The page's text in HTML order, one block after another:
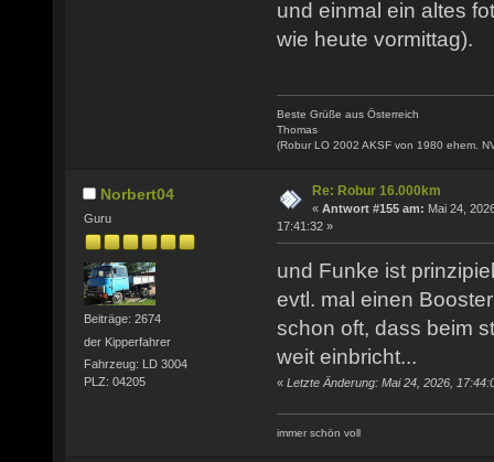
und einmal ein altes
wie heute vormittag).
Beste Grüße aus Österreich
Thomas
(Robur LO 2002 AKSF von 1980 ehem.
Norbert04
Guru
Beiträge: 2674
der Kipperfahrer
Fahrzeug: LD 3004
PLZ: 04205
Re: Robur 16.000km
« Antwort #155 am: Mai 24,
17:41:32 »
und Funke ist
evtl. mal einen
schon oft, dass beim
weit einbricht...
« Letzte Änderung: Mai 24, 2026,
immer schön voll